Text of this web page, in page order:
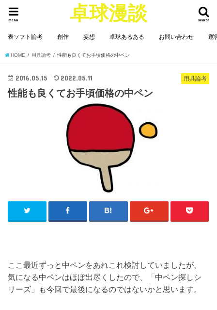
卓球漫談 search
menu
表ソフト論考 創作 妄想 卓球あるある お問い合わせ 運
HOME 用具論考 性能も良くてお手頃価格の中ペン
用具論考
2016.05.15 2022.05.11
性能も良くてお手頃価格の中ペン
ここ最近ずっと中ペンをあれこれ検討していましたが、
気になる中ペンはほぼ出尽くしたので、「中ペン探しシ
リーズ」も今回で最後になるのではないかと思います。